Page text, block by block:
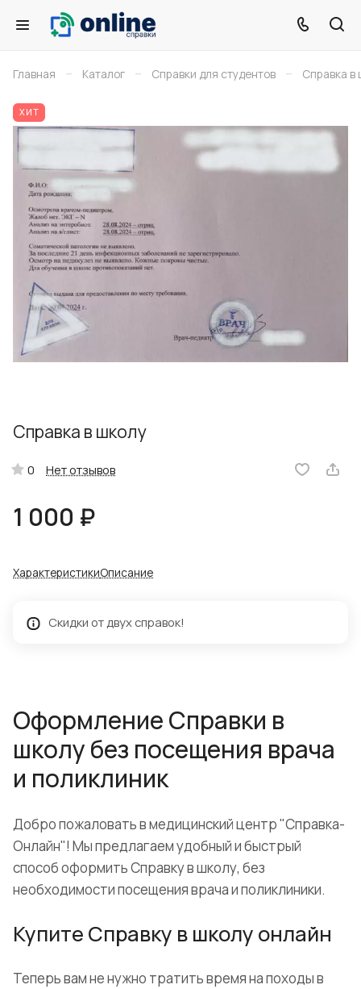
Главная – Каталог – Справки для студентов – Справка в
ХИТ
Справка в школу
0 Нет отзывов
1 000 ₽
ХарактеристикиОписание
Скидки от двух справок!
Оформление Справки в
школу без посещения врача
и поликлиник
Добро пожаловать в медицинский центр "Справка-
Онлайн"! Мы предлагаем удобный и быстрый
способ оформить Справку в школу, без
необходимости посещения врача и поликлиники.
Купите Справку в школу онлайн
Теперь вам не нужно тратить время на походы в